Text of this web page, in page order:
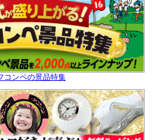
コンペの景品特集